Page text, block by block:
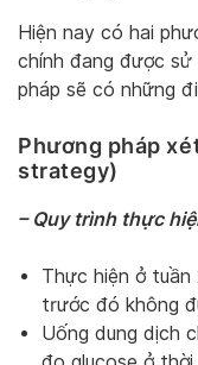
Hiện nay có hai
chính đang được sử
pháp sẽ có những
Phương pháp
strategy)
– Quy trình thực
Thực hiện ở
trước đó không
Uống dung dịch